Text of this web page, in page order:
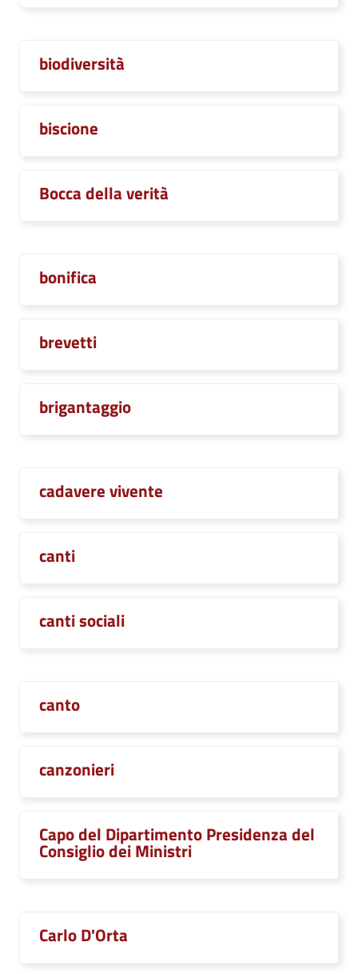
biodiversità
biscione
Bocca della verità
bonifica
brevetti
brigantaggio
cadavere vivente
canti
canti sociali
canto
canzonieri
Capo del Dipartimento Presidenza del
Consiglio dei Ministri
Carlo D'Orta